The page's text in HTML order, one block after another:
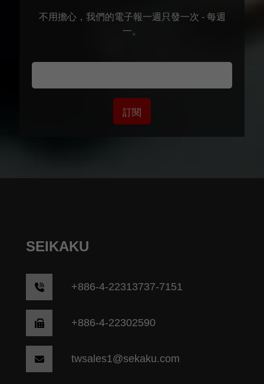
不用擔心，我們的電子報一週只發一次 - 每週
一。
訂閱
SEIKAKU
+886-4-22313737-7151
+886-4-22302590
twsales1@sekaku.com